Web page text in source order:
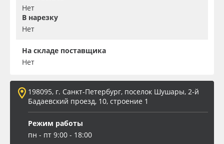
Заготовки для сувениров
Нет
В нарезку
Нет
На складе поставщика
Нет
198095, г. Санкт-Петербург, поселок Шушары, 2-й
Бадаевский проезд, 10, строение 1
Режим работы
пн - пт 9:00 - 18:00